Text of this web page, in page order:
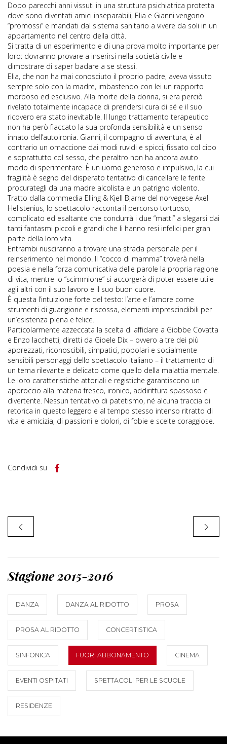
Dopo parecchi anni vissuti in una struttura psichiatrica protetta
dove sono diventati amici inseparabili, Elia e Gianni vengono
“promossi” e mandati dal sistema sanitario a vivere da soli in un
appartamento nel centro della città.
Si tratta di un esperimento e di una prova molto importante per
loro: dovranno provare a inserirsi nella società civile e
dimostrare di saper badare a se stessi.
Elia, che non ha mai conosciuto il proprio padre, aveva vissuto
sempre solo con la madre, imbastendo con lei un rapporto
morboso ed esclusivo. Alla morte della donna, si era perciò
rivelato totalmente incapace di prendersi cura di sé e il suo
ricovero era stato inevitabile. Il lungo trattamento terapeutico
non ha però fiaccato la sua profonda sensibilità e un senso
innato dell’autoironia. Gianni, il compagno di avventura, è al
contrario un omaccione dai modi ruvidi e spicci, fissato col cibo
e soprattutto col sesso, che peraltro non ha ancora avuto
modo di sperimentare. È un uomo generoso e impulsivo, la cui
fragilità è segno del disperato tentativo di cancellare le ferite
procurategli da una madre alcolista e un patrigno violento.
Tratto dalla commedia Elling & Kjell Bjarne del norvegese Axel
Hellstenius, lo spettacolo racconta il percorso tortuoso,
complicato ed esaltante che condurrà i due “matti” a slegarsi dai
tanti fantasmi piccoli e grandi che li hanno resi infelici per gran
parte della loro vita.
Entrambi riusciranno a trovare una strada personale per il
reinserimento nel mondo. Il “cocco di mamma” troverà nella
poesia e nella forza comunicativa delle parole la propria ragione
di vita, mentre lo “scimmione” si accorgerà di poter essere utile
agli altri con il suo lavoro e il suo buon cuore.
È questa l’intuizione forte del testo: l’arte e l’amore come
strumenti di guarigione e riscossa, elementi imprescindibili per
un’esistenza piena e felice.
Particolarmente azzeccata la scelta di affidare a Giobbe Covatta
e Enzo Iacchetti, diretti da Gioele Dix – ovvero a tre dei più
apprezzati, riconoscibili, simpatici, popolari e socialmente
sensibili personaggi dello spettacolo italiano – il trattamento di
un tema rilevante e delicato come quello della malattia mentale.
Le loro caratteristiche attoriali e registiche garantiscono un
approccio alla materia fresco, ironico, addirittura spassoso e
divertente. Nessun tentativo di patetismo, né alcuna traccia di
retorica in questo leggero e al tempo stesso intenso ritratto di
vita e amicizia, di passioni e dolori, di fobie e scelte coraggiose.
Condividi su
Stagione 2015-2016
DANZA DANZA AL RIDOTTO PROSA
PROSA AL RIDOTTO CONCERTISTICA
SINFONICA FUORI ABBONAMENTO CINEMA
EVENTI OSPITATI SPETTACOLI PER LE SCUOLE
RESIDENZE